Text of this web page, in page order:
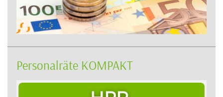
Personalräte KOMPAKT